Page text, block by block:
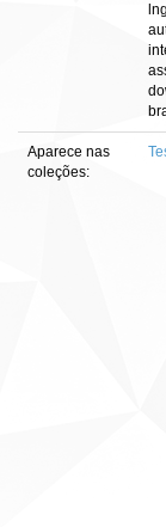
Aparece nas
coleções: